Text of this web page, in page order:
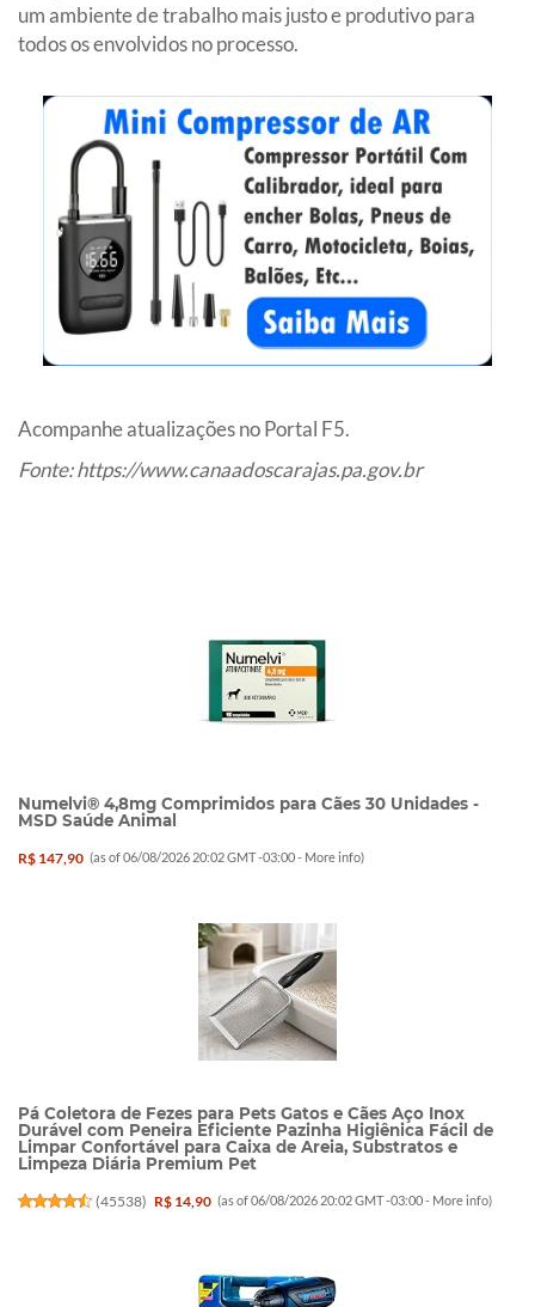
um ambiente de trabalho mais justo e produtivo para
todos os envolvidos no processo.
Acompanhe atualizações no Portal F5.
Fonte:https://www.canaadoscarajas.pa.gov.br
Numelvi® 4,8mg Comprimidos para Cães 30 Unidades -
MSD Saúde Animal
R$ 147,90 (as of 06/08/2026 20:02 GMT -03:00 - More info)
Pá Coletora de Fezes para Pets Gatos e Cães Aço Inox
Durável com Peneira Eficiente Pazinha Higiênica Fácil de
Limpar Confortável para Caixa de Areia, Substratos e
Limpeza Diária Premium Pet
(45538) R$ 14,90 (as of 06/08/2026 20:02 GMT -03:00 - More info)